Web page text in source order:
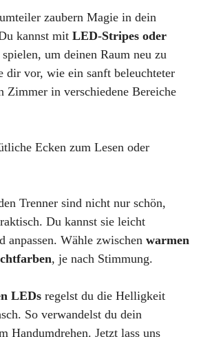
zaubern Magie in dein
kannst mit LED-Stripes oder
spielen, um deinen Raum neu zu
dir vor, wie ein sanft beleuchteter
Zimmer in verschiedene Bereiche
Ecken zum Lesen oder
Trenner sind nicht nur schön,
Du kannst sie leicht
anpassen. Wähle zwischen warmen
, je nach Stimmung.
LEDs regelst du die Helligkeit
So verwandelst du dein
Handumdrehen. Jetzt lass uns